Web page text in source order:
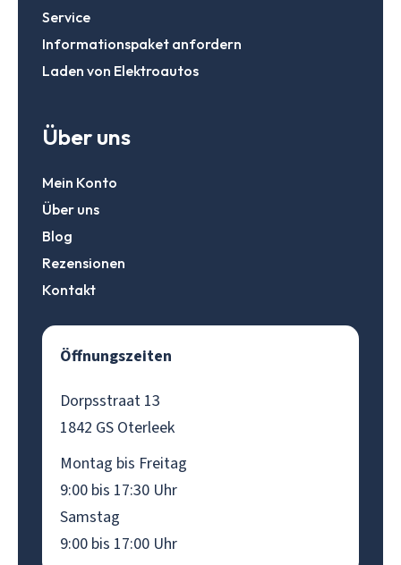
Service
Informationspaket anfordern
Laden von Elektroautos
Über uns
Mein Konto
Über uns
Blog
Rezensionen
Kontakt
Öffnungszeiten
Dorpsstraat 13
1842 GS Oterleek
Montag bis Freitag
9:00 bis 17:30 Uhr
Samstag
9:00 bis 17:00 Uhr